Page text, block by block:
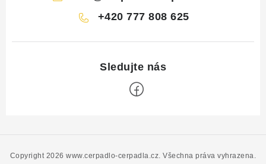
+420 777 808 625
Copyright 2026www.cerpadlo-cerpadla.cz. Všechna práva vyhrazena.